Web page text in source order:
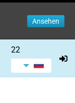
Ansehen
22